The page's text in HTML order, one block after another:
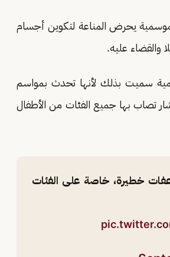
يحرض المناعة لتكوين أجسام
والقضاء عليه.
سميت بذلك لأنها تحدث بمواسم
تصاب بها جميع الفئات من الأطفال
خطيرة، خاصة على الفئات